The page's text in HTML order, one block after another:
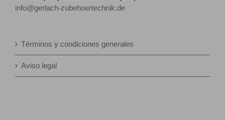
info@gerlach-zubehoertechnik.de
Términos y condiciones generales
Aviso legal